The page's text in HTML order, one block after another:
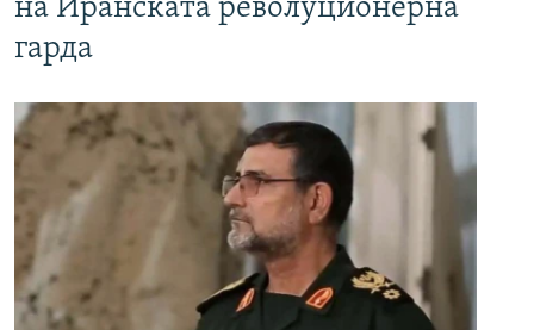
на Иранската револуционерна
гарда